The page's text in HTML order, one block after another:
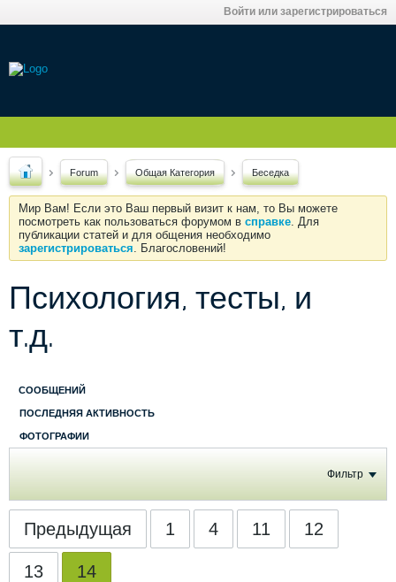
Войти или зарегистрироваться
Forum Общая Категория Беседка
Мир Вам! Если это Ваш первый визит к нам, то Вы можете
посмотреть как пользоваться форумом в справке. Для
публикации статей и для общения необходимо
зарегистрироваться. Благословений!
Психология, тесты, и
т.д.
СООБЩЕНИЙ
ПОСЛЕДНЯЯ АКТИВНОСТЬ
ФОТОГРАФИИ
Фильтр
Предыдущая 1 4 11 12
13 14